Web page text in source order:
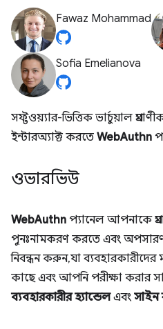
Fawaz Mohammad
Sofia Emelianova
সফ্টওয়্যার-ভিত্তিক ভার্চুয়াল
ইন্টারঅ্যাক্ট করতে WebAuthn
ওভারভিউ
WebAuthn প্যানেল আপনাকে
পুনঃনামকরণ করতে এবং
নিবন্ধন করুন, যা ব্যবহারকারীদের
কাছে এবং আপনি পরীক্ষা করার
ব্যবহারকারীর হ্যান্ডেলএবং সাইন